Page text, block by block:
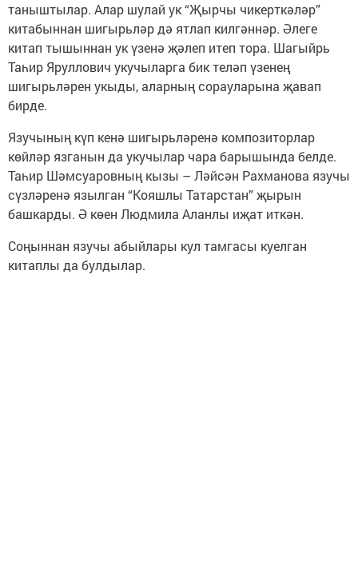
таныштылар. Алар шулай ук “Җырчы чикерткәләр”
китабыннан шигырьләр дә ятлап килгәннәр. Әлеге
китап тышыннан ук үзенә җәлеп итеп тора. Шагыйрь
Таһир Яруллович укучыларга бик теләп үзенең
шигырьләрен укыды, аларның сорауларына җавап
бирде.
Язучының күп кенә шигырьләренә композиторлар
көйләр язганын да укучылар чара барышында белде.
Таһир Шәмсуаровның кызы – Ләйсән Рахманова язучы
сүзләренә язылган “Кояшлы Татарстан” җырын
башкарды. Ә көен Людмила Аланлы иҗат иткән.
Соңыннан язучы абыйлары кул тамгасы куелган
китаплы да булдылар.